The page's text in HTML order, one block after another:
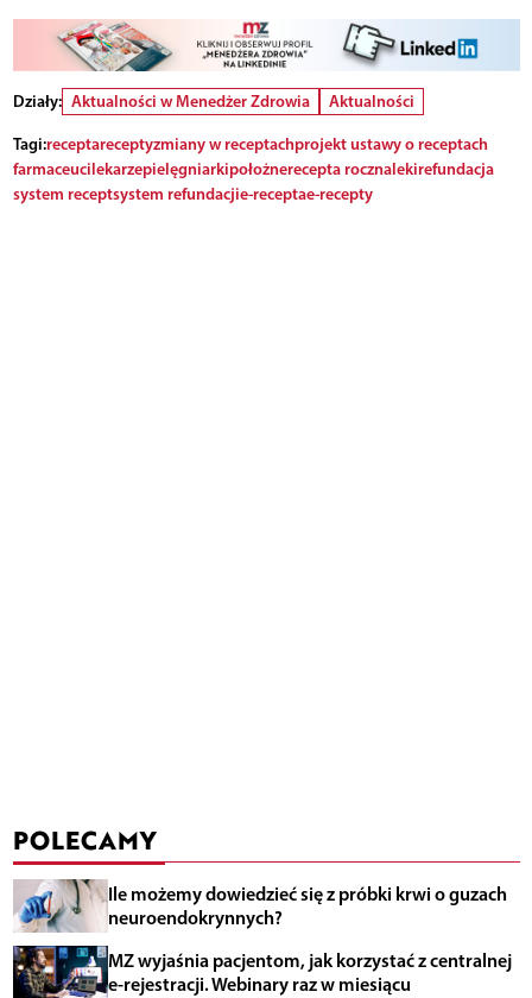
Działy: Aktualności w Menedżer Zdrowia
Aktualności
Tagi:receptareceptyzmiany w receptachprojekt ustawy o receptach
farmaceucilekarzepielęgniarkipołożnerecepta rocznalekirefundacja
system receptsystem refundacjie-receptae-recepty
POLECAMY
Ile możemy dowiedzieć się z próbki krwi o guzach
neuroendokrynnych?
MZ wyjaśnia pacjentom, jak korzystać z centralnej
e-rejestracji. Webinary raz w miesiącu